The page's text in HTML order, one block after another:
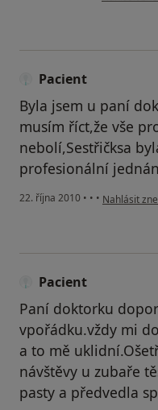
Pacient
Byla jsem u paní
musím říct,že vše
nebolí,Sestřičksa
profesionální
22. října 2010 • • • podle
Nahlásit
Pacient
Paní doktorku
vpořádku.vždy mi
a to mě
návštěvy u zubaře
pasty a předvedla